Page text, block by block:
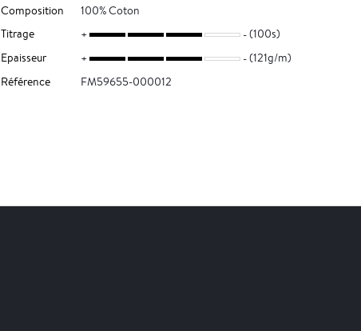
Composition
100% Coton
Titrage
(100s)
Epaisseur
(121g/m)
Référence
FM59655-000012